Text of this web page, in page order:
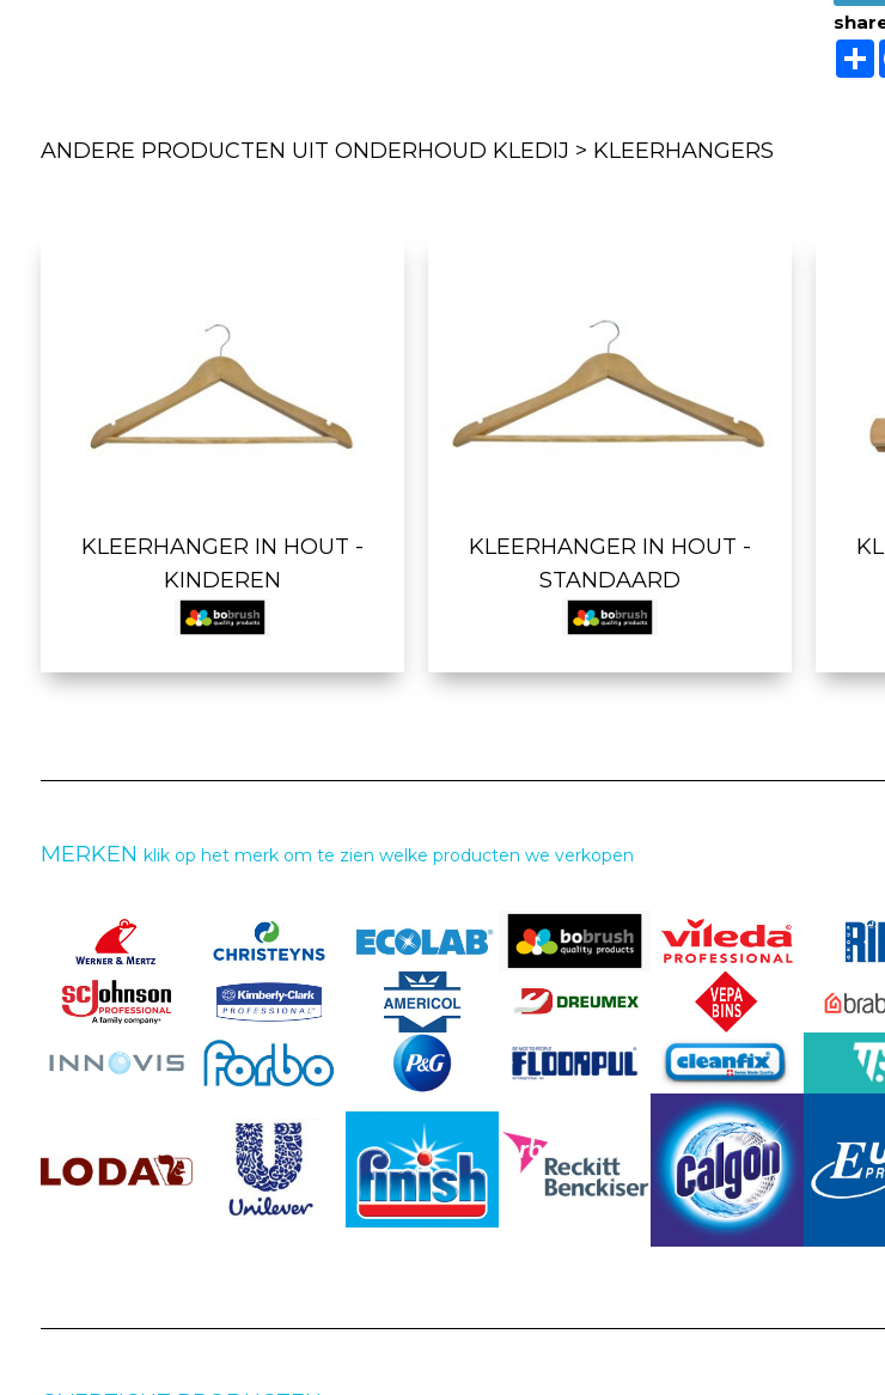
ANDERE PRODUCTEN UIT ONDERHOUD KLEDIJ > KLEERHANGERS
KLEERHANGER IN HOUT -
KINDEREN
KLEERHANGER IN HOUT -
STANDAARD
MERKEN klik op het merk om te zien welke producten we verkopen